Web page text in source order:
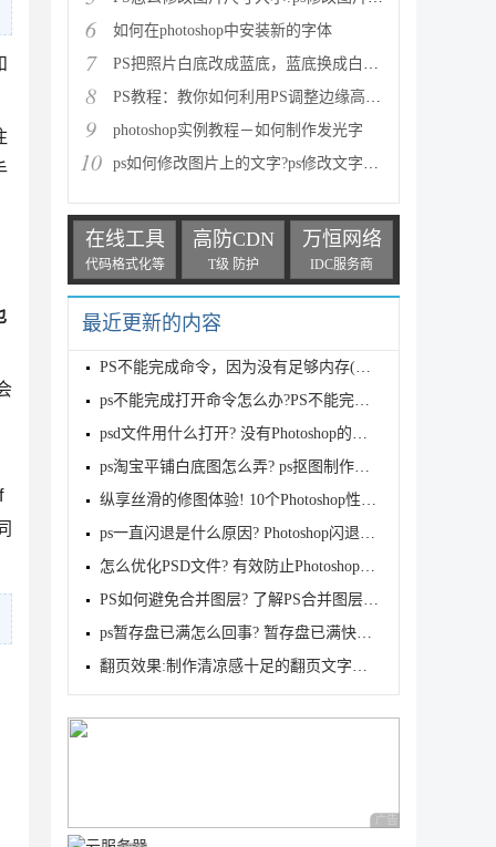
6 如何在photoshop中安装新的字体
7 PS把照片白底改成蓝底，蓝底换成白底，蓝底改红底教程
8 PS教程：教你如何利用PS调整边缘高速度高效率扣头发丝
9 photoshop实例教程－如何制作发光字
10 ps如何修改图片上的文字?ps修改文字方法
在线工具
代码格式化等
高防CDN
T级 防护
万恒网络
IDC服务商
最近更新的内容
PS不能完成命令，因为没有足够内存(RAM)的解决方案
ps不能完成打开命令怎么办?PS不能完成命令,因为没有足
psd文件用什么打开? 没有Photoshop的情况下打开psd文
ps淘宝平铺白底图怎么弄? ps抠图制作白底图的技巧
纵享丝滑的修图体验! 10个Photoshop性能优化小技巧
ps一直闪退是什么原因? Photoshop闪退原因及解决方案
怎么优化PSD文件? 有效防止Photoshop崩溃卡死的技巧奥
PS如何避免合并图层? 了解PS合并图层的破坏性
ps暂存盘已满怎么回事? 暂存盘已满快速释放空间的六种
翻页效果:制作清凉感十足的翻页文字效果
广告 商业广告，理性